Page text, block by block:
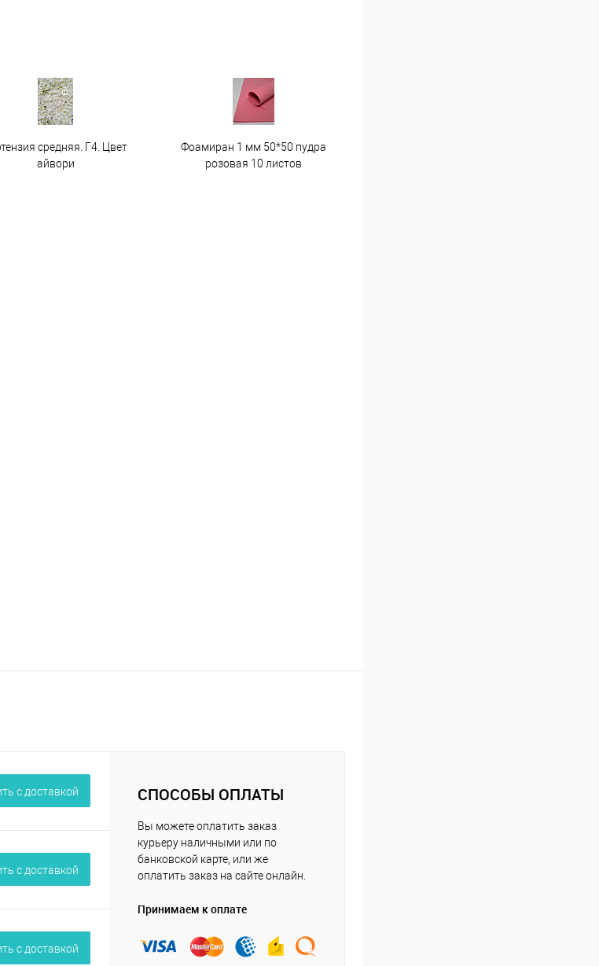
средняя. Г4. Цвет
айвори
Фоамиран 1 мм 50*50 пудра
розовая 10 листов
c доставкой
c доставкой
c доставкой
СПОСОБЫ ОПЛАТЫ
Вы можете оплатить заказ
курьеру наличными или по
банковской карте, или же
оплатить заказ на сайте онлайн.
Принимаем к оплате